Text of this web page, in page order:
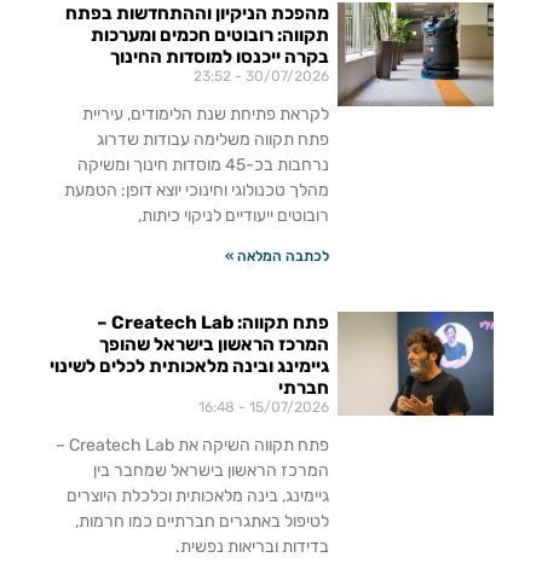
מהפכת הניקיון וההתחדשות בפתח
תקווה: רובוטים חכמים ומערכות
בקרה ייכנסו למוסדות החינוך
30/07/2026
לקראת פתיחת שנת הלימודים, עיריית
פתח תקווה משלימה עבודות שדרוג
נרחבות בכ-45 מוסדות חינוך ומשיקה
מהלך טכנולוגי וחינוכי יוצא דופן: הטמעת
רובוטים ייעודיים לניקוי כיתות,
לכתבה המלאה »
פתח תקווה: Createch Lab –
המרכז הראשון בישראל שהופך
גיימינג ובינה מלאכותית לכלים לשינוי
חברתי
15/07/2026
פתח תקווה השיקה את Createch Lab –
המרכז הראשון בישראל שמחבר בין
גיימינג, בינה מלאכותית וכלכלת היוצרים
לטיפול באתגרים חברתיים כמו חרמות,
בדידות ובריאות נפשית.